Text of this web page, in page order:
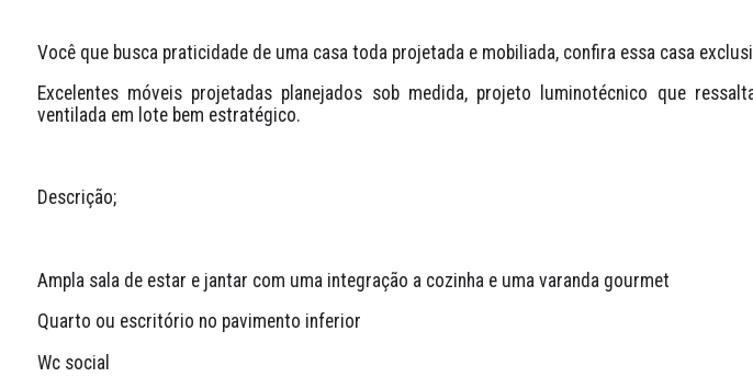
Você que busca praticidade de uma casa toda projetada e mobiliada, confira essa casa
Excelentes móveis projetadas planejados sob medida, projeto luminotécnico que
ventilada em lote bem estratégico.
Descrição;
Ampla sala de estar e jantar com uma integração a cozinha e uma varanda gourmet
Quarto ou escritório no pavimento inferior
Wc social